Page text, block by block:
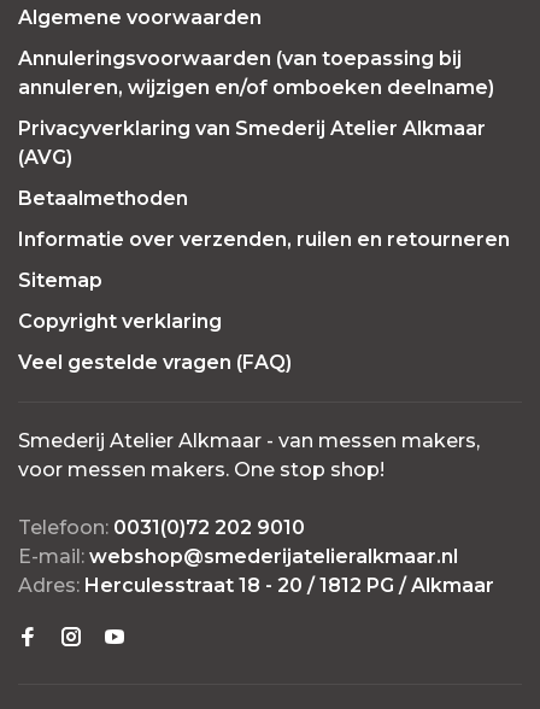
Algemene voorwaarden
Annuleringsvoorwaarden (van toepassing bij
annuleren, wijzigen en/of omboeken deelname)
Privacyverklaring van Smederij Atelier Alkmaar
(AVG)
Betaalmethoden
Informatie over verzenden, ruilen en retourneren
Sitemap
Copyright verklaring
Veel gestelde vragen (FAQ)
Smederij Atelier Alkmaar - van messen makers,
voor messen makers. One stop shop!
Telefoon: 0031(0)72 202 9010
E-mail: webshop@smederijatelieralkmaar.nl
Adres: Herculesstraat 18 - 20 / 1812 PG / Alkmaar